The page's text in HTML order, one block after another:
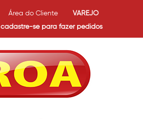
cadastre-se para fazer pedidos
Área do Cliente VAREJO